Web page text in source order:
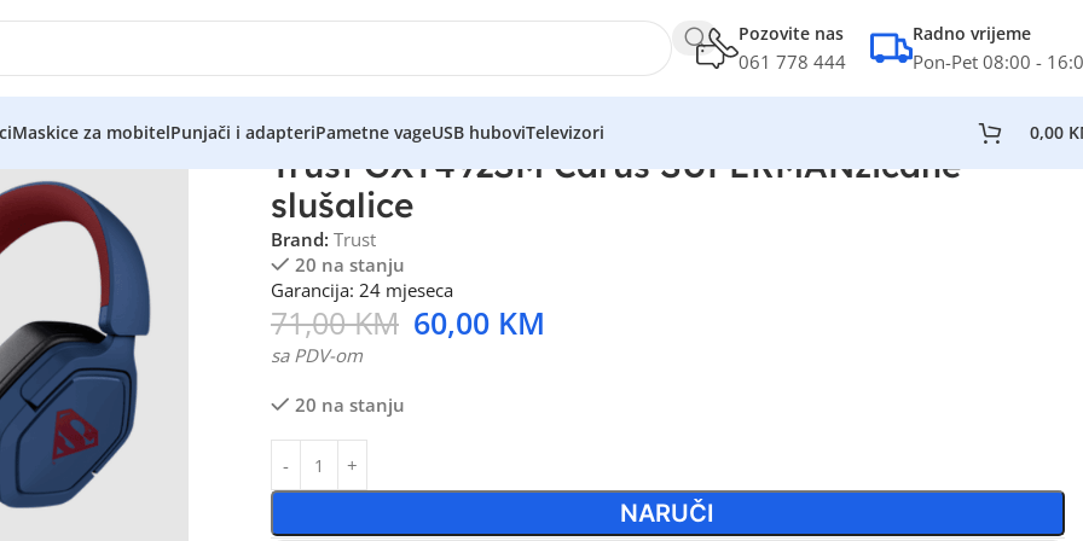
Pozovite nas
061 778 444
Radno vrijeme
Pon-Pet 08:00 -
Maskice za mobitelPunjači i adapteriPametne vageUSB huboviTelevizori 0,00
Trust GXT492SM Carus SUPERMANžičane
slušalice
Brand: Trust
20 na stanju
Garancija: 24 mjeseca
71,00KM 60,00 KM
sa PDV-om
20 na stanju
NARUČI